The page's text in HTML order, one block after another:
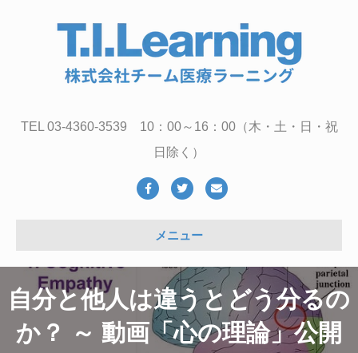
TEL 03-4360-3539 10：00～16：00（木・土・日・祝
日除く）
FacebookTwitterEmail
メニュー
自分と他人は違うとどう分るの
か？ ～ 動画「心の理論」公開